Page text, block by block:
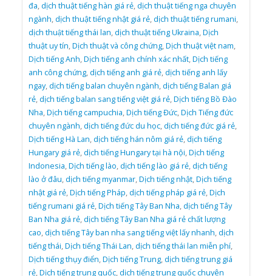
đa,dịch thuật tiếng hàn giá rẻ,dịch thuật tiếng nga chuyên
ngành,dịch thuật tiếng nhật giá rẻ,dịch thuật tiếng rumani,
dịch thuật tiếng thái lan,dịch thuật tiếng Ukraina,Dịch
thuật uy tín,Dịch thuật và công chứng,Dịch thuật việt nam,
Dịch tiếng Anh,Dịch tiếng anh chính xác nhất,Dịch tiếng
anh công chứng,dịch tiếng anh giá rẻ,dịch tiếng anh lấy
ngay,dịch tiếng balan chuyên ngành,dịch tiếng Balan giá
rẻ,dịch tiếng balan sang tiếng việt giá rẻ,Dịch tiếng Bồ Đào
Nha,Dịch tiếng campuchia,Dịch tiếng Đức,Dịch Tiếng đức
chuyên ngành,dịch tiếng đức du học,dịch tiếng đức giá rẻ,
Dịch tiếng Hà Lan,dịch tiếng hán nôm giá rẻ,dịch tiếng
Hungary giá rẻ,dịch tiếng Hungary tại hà nội,Dịch tiếng
Indonesia,Dịch tiếng lào,dịch tiếng lào giá rẻ,dịch tiếng
lào ở đâu,dịch tiếng myanmar,Dịch tiếng nhật,Dịch tiếng
nhật giá rẻ,Dịch tiếng Pháp,dịch tiếng pháp giá rẻ,Dịch
tiếng rumani giá rẻ,Dịch tiếng Tây Ban Nha,dịch tiếng Tây
Ban Nha giá rẻ,dịch tiếng Tây Ban Nha giá rẻ chất lượng
cao,dịch tiếng Tây ban nha sang tiếng việt lấy nhanh,dịch
tiếng thái,Dịch tiếng Thái Lan,dịch tiếng thái lan miễn phí,
Dịch tiếng thụy điển,Dịch tiếng Trung,dịch tiếng trung giá
rẻ,Dịch tiếng trung quốc,dịch tiếng trung quốc chuyên